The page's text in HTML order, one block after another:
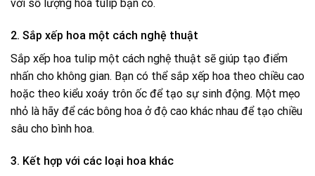
với số lượng hoa tulip bạn có.
2. Sắp xếp hoa một cách nghệ thuật
Sắp xếp hoa tulip một cách nghệ thuật sẽ giúp tạo điểm
nhấn cho không gian. Bạn có thể sắp xếp hoa theo chiều cao
hoặc theo kiểu xoáy trôn ốc để tạo sự sinh động. Một mẹo
nhỏ là hãy để các bông hoa ở độ cao khác nhau để tạo chiều
sâu cho bình hoa.
3. Kết hợp với các loại hoa khác